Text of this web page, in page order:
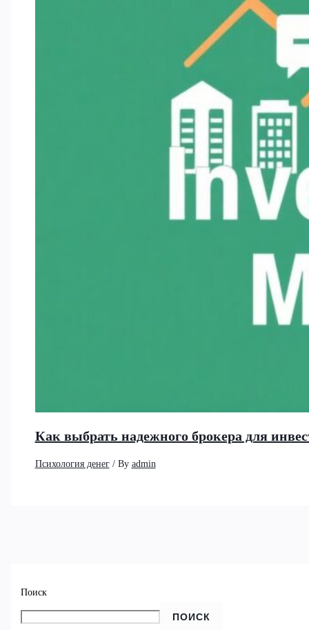
Поиск
ПОИСК
Как выбрать надежного брокера для
Психология денег/ By admin